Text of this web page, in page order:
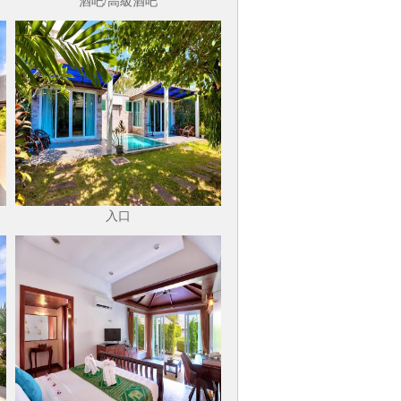
入口